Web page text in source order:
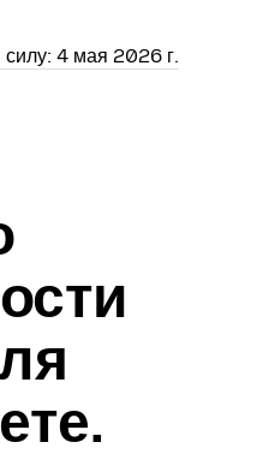
силу: 4 мая 2026 г.